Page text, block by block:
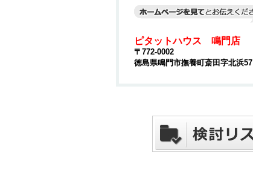
ピタットハウス 鳴門店
〒772-0002
徳島県鳴門市撫養町斎田字北浜57